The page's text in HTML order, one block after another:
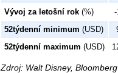
Vývoj za letošní rok (%)
52týdenní minimum (USD)
52týdenní maximum (USD)
Zdroj: Walt Disney, Bloomberg